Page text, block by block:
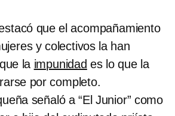
que el acompañamiento
y colectivos la han
la impunidad es lo que la
por completo.
señaló a “El Junior” como